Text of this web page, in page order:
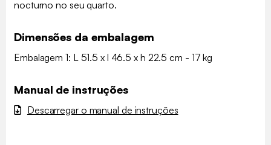
nocturno no seu quarto.
Dimensões da embalagem
Embalagem 1: L 51.5 x l 46.5 x h 22.5 cm - 17 kg
Manual de instruções
Descarregar o manual de instruções